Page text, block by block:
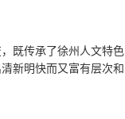
既传承了徐州人文特色
新明快而又富有层次和